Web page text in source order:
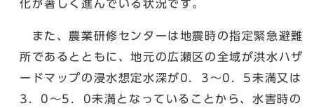
化が著しく進んでいる状況です。
また、農業研修センターは地震時の指定緊急避難
所であるとともに、地元の広瀬区の全域が洪水ハザ
ードマップの浸水想定水深が0．3～0．5未満又は
3．0～5．0未満となっていることから、水害時の